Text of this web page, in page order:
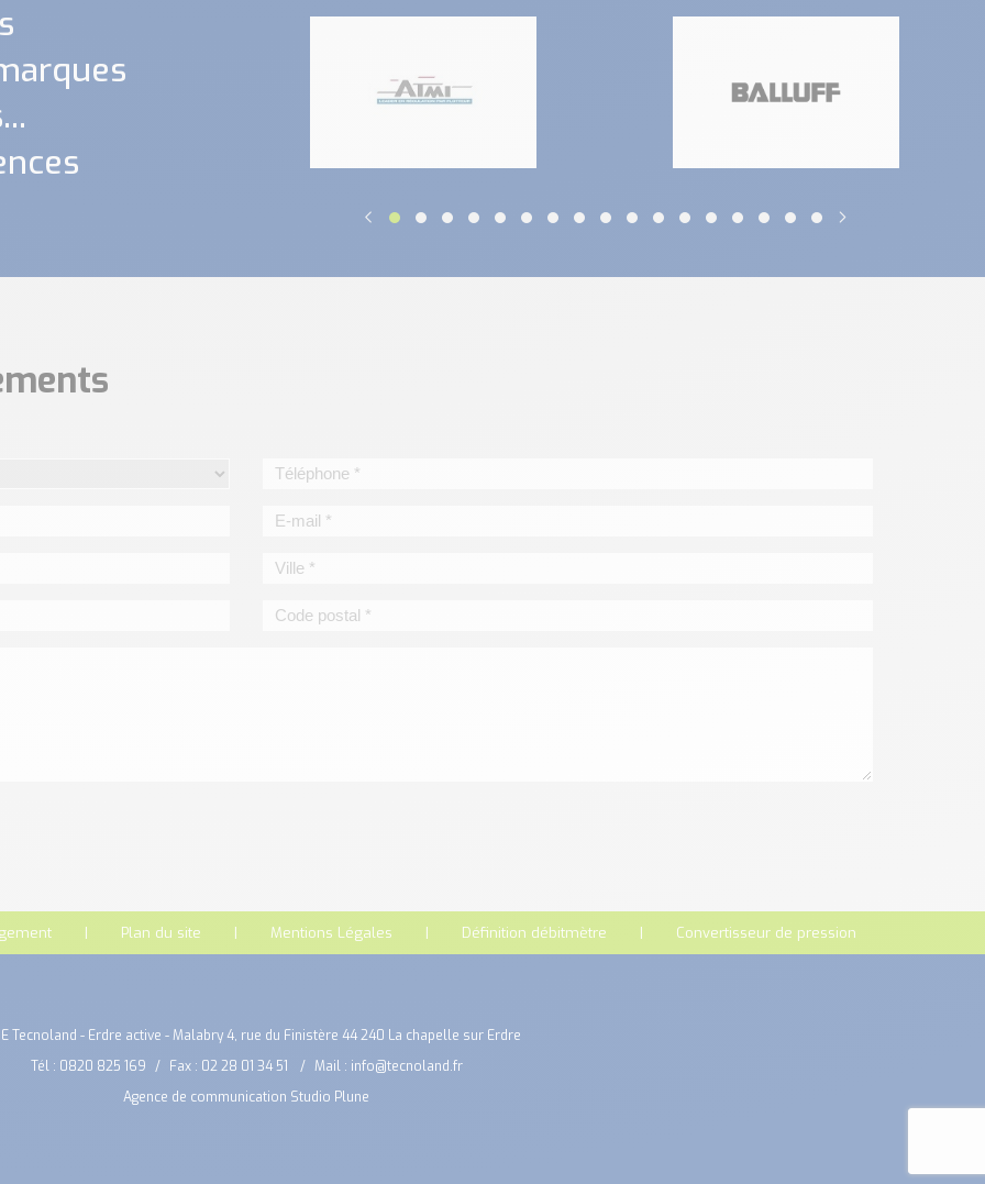
Plan du site Mentions Légales Définition débitmètre Convertisseur de pression
Tecnoland - Erdre active - Malabry 4, rue du Finistère 44 240 La chapelle sur Erdre
Tél : 0820 825 169 Fax : 02 28 01 34 51 Mail : info@tecnoland.fr
Agence de communication Studio Plune